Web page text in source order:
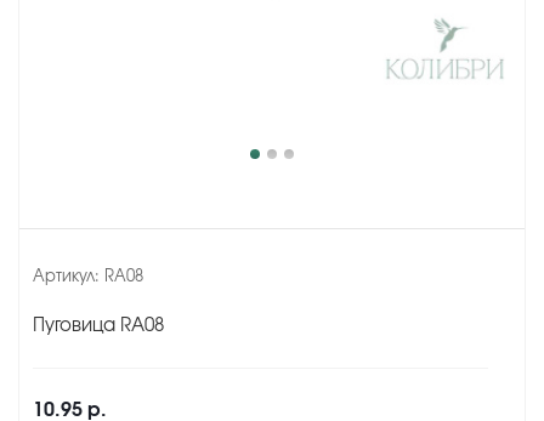
Артикул: RA08
Пуговица RA08
10.95 р.